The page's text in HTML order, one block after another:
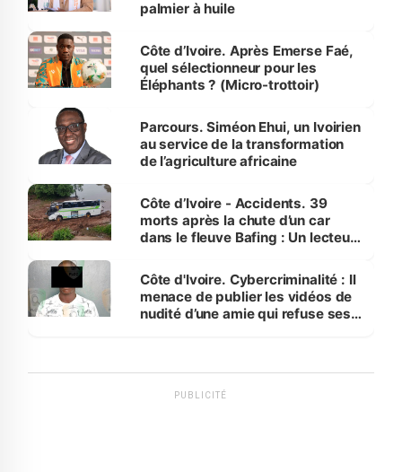
palmier à huile
Côte d’Ivoire. Après Emerse Faé,
quel sélectionneur pour les
Éléphants ? (Micro-trottoir)
Parcours. Siméon Ehui, un Ivoirien
au service de la transformation
de l’agriculture africaine
Côte d’Ivoire - Accidents. 39
morts après la chute d’un car
dans le fleuve Bafing : Un lecteur
des Transports
Côte d'Ivoire. Cybercriminalité : Il
menace de publier les vidéos de
nudité d’une amie qui refuse ses
PUBLICITÉ